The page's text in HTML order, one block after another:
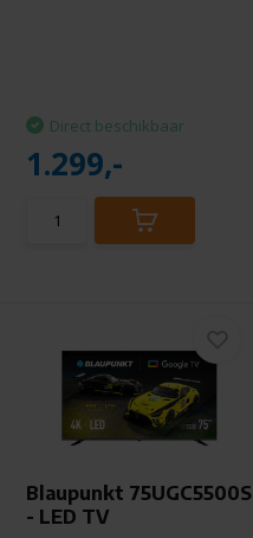
Direct beschikbaar
1.299,-
Blaupunkt 75UGC5500S
- LED TV